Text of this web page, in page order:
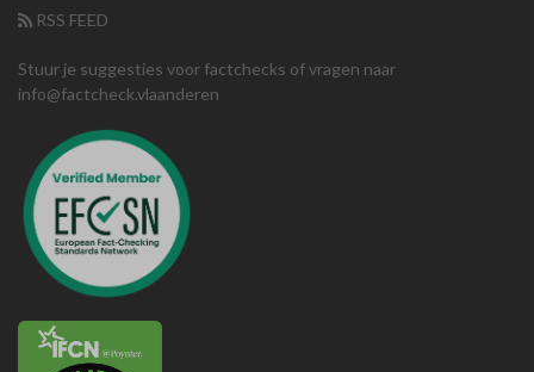
RSS FEED
Stuur je suggesties voor factchecks of vragen naar
info@factcheck.vlaanderen